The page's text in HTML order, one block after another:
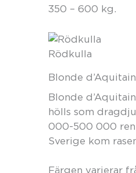
350 – 600 kg.
Rödkulla
Blonde
Blonde
hölls som
000-500 000
Sverige kom
Färgen varierar